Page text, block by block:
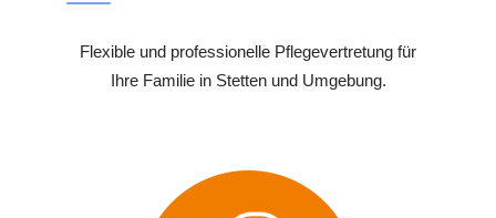
Flexible und professionelle Pflegevertretung für
Ihre Familie in Stetten und Umgebung.